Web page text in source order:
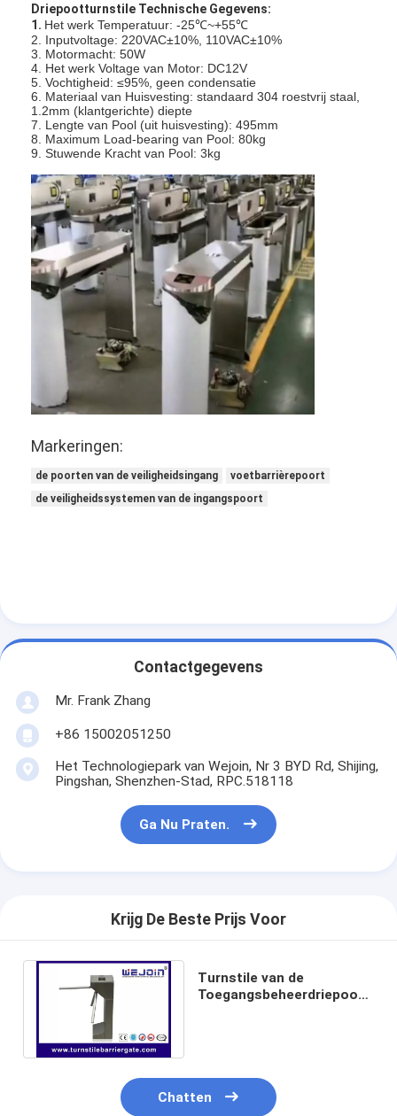
Video's
Over ons
Fabriekstocht
Kwaliteitscontrole
tourniquet barrière poort
Parkeren Barrier Gate
Automatische slagboom
Driepootturnstile Technische Gegevens:
1. Het werk Temperatuur: -25℃~+55℃
2. Inputvoltage: 220VAC±10%, 110VAC±10%
3. Motormacht: 50W
4. Het werk Voltage van Motor: DC12V
5. Vochtigheid: ≤95%, geen condensatie
6. Materiaal van Huisvesting: standaard 304 roestvrij staal,
1.2mm (klantgerichte) diepte
7. Lengte van Pool (uit huisvesting): 495mm
8. Maximum Load-bearing van Pool: 80kg
9. Stuwende Kracht van Pool: 3kg
Markeringen:
de poorten van de veiligheidsingang
voetbarrièrepoort
de veiligheidssystemen van de ingangspoort
Contactgegevens
Mr. Frank Zhang
+86 15002051250
Het Technologiepark van Wejoin, Nr 3 BYD Rd, Shijing,
Pingshan, Shenzhen-Stad, RPC.518118
Ga Nu Praten.
Krijg De Beste Prijs Voor
Turnstile van de
Toegangsbeheerdriepoot
Chatten